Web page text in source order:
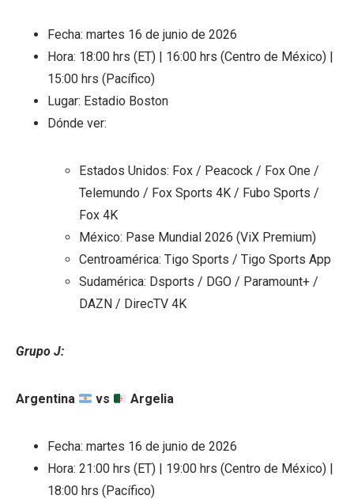
Fecha: martes 16 de junio de 2026
Hora: 18:00 hrs (ET) | 16:00 hrs (Centro de México) |
15:00 hrs (Pacífico)
Lugar: Estadio Boston
Dónde ver:
Estados Unidos: Fox / Peacock / Fox One /
Telemundo / Fox Sports 4K / Fubo Sports /
Fox 4K
México: Pase Mundial 2026 (ViX Premium)
Centroamérica: Tigo Sports / Tigo Sports App
Sudamérica: Dsports / DGO / Paramount+ /
DAZN / DirecTV 4K
Grupo J:
Argentina vs Argelia
Fecha: martes 16 de junio de 2026
Hora: 21:00 hrs (ET) | 19:00 hrs (Centro de México) |
18:00 hrs (Pacífico)